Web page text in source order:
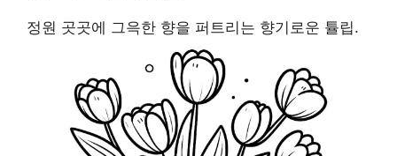
정원 곳곳에 그윽한 향을 퍼트리는 향기로운 튤립.